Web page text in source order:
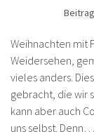
Weihnachten mit
Weidersehen,
vieles anders.
gebracht, die wir
kann aber auch
uns selbst. Denn…